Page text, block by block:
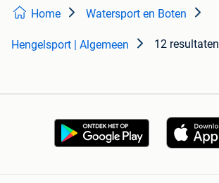
Home Watersport en Boten
Hengelsport | Algemeen 12 resultaten